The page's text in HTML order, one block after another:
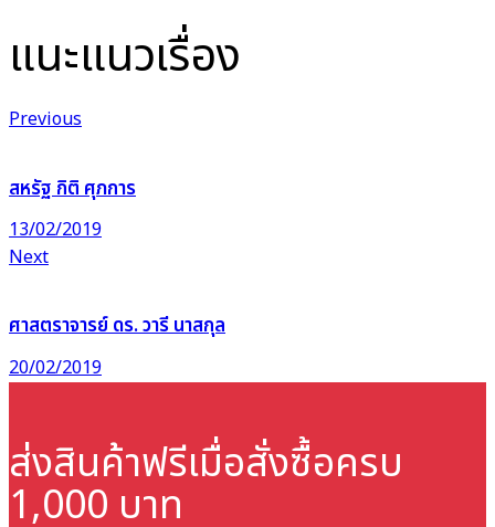
แนะแนวเรื่อง
Previous
สหรัฐ กิติ ศุภการ
13/02/2019
Next
ศาสตราจารย์ ดร. วารี นาสกุล
20/02/2019
ส่งสินค้าฟรีเมื่อสั่งซื้อครบ
1,000 บาท